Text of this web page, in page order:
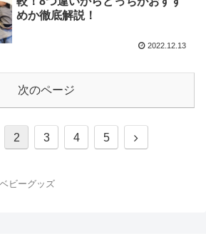
めか徹底解説！
2022.12.13
次のページ
2 3 4 5
ビーグッズ